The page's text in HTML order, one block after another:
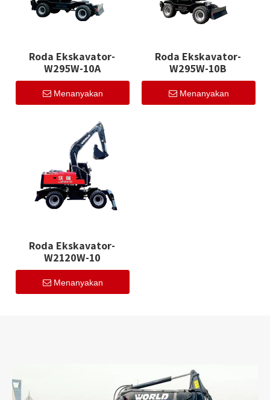
Roda Ekskavator-
W295W-10A
Menanyakan
Roda Ekskavator-
W295W-10B
Menanyakan
Roda Ekskavator-
W2120W-10
Menanyakan